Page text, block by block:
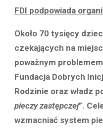
FDI podpowiada
Około 70 tysięcy
czekających na
poważnym
Fundacja Dobrych
Rodzinie oraz władz
pieczy zastępczej”.
wzmacniać system